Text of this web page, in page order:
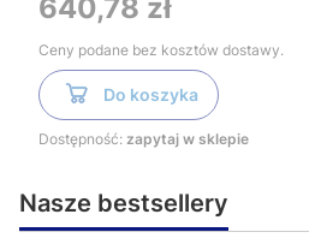
640,78 zł
Ceny podane bez kosztów dostawy.
Do koszyka
Dostępność: zapytaj w sklepie
Nasze bestsellery